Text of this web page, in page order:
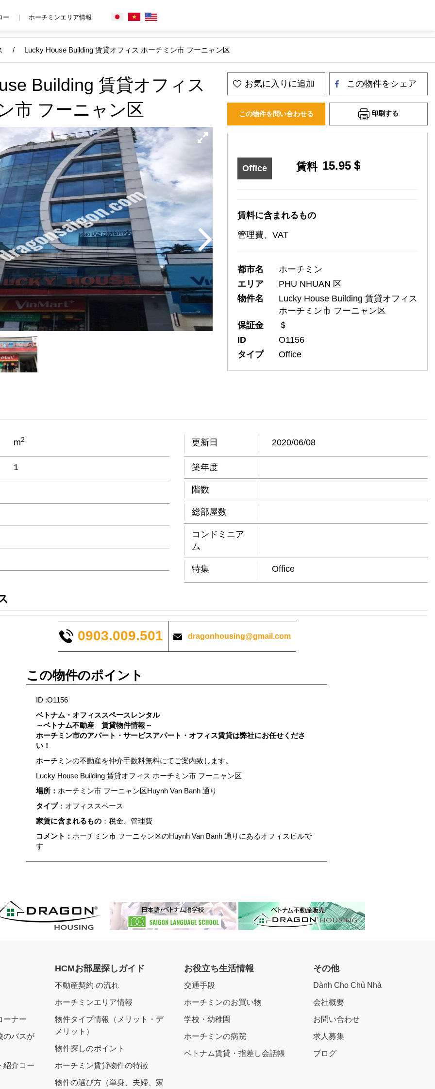
ー ホーチミンエリア情報
/ Lucky House Building 賃貸オフィス ホーチミン市 フーニャン区
Building 賃貸オフィス
市 フーニャン区
お気に入りに追加 この物件をシェア
この物件を問い合わせる 印刷する
Office 賃料 15.95＄
賃料に含まれるもの
管理費、VAT
都市名
ホーチミン
エリア
PHU NHUAN 区
物件名
Lucky House Building 賃貸オフィス
ホーチミン市 フーニャン区
保証金
＄
ID
O1156
タイプ
Office
m2
1
更新日 2020/06/08
築年度
階数
総部屋数
コンドミニア
ム
特集 Office
0903.009.501 dragonhousing@gmail.com
この物件のポイント
ID :O1156
ベトナム・オフィススペースレンタル
～ベトナム不動産 賃貸物件情報～
ホーチミン市のアパート・サービスアパート・オフィス賃貸は弊社にお任せくださ
い！
ホーチミンの不動産を仲介手数料無料にてご案内致します。
Lucky House Building 賃貸オフィス ホーチミン市 フーニャン区
場所： ホーチミン市 フーニャン区Huynh Van Banh 通り
タイプ：オフィススペース
家賃に含まれるもの ：税金、管理費
コメント： ホーチミン市 フーニャン区のHuynh Van Banh 通りにあるオフィスビルで
す
ーナー
のバスが
紹介コー
HCMお部屋探しガイド
不動産契約 の流れ
ホーチミンエリア情報
物件タイプ情報（メリット・デ
メリット）
物件探しのポイント
ホーチミン賃貸物件の特徴
物件の選び方（単身、夫婦、家
お役立ち生活情報
交通手段
ホーチミンのお買い物
学校・幼稚園
ホーチミンの病院
ベトナム賃貸・指差し会話帳
その他
Dành Cho Chủ Nhà
会社概要
お問い合わせ
求人募集
ブログ